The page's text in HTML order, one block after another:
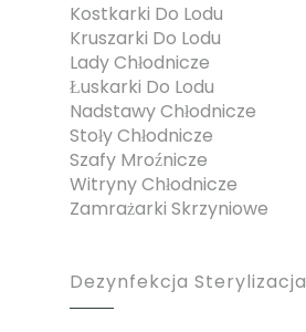
Kostkarki Do Lodu
Kruszarki Do Lodu
Lady Chłodnicze
Łuskarki Do Lodu
Nadstawy Chłodnicze
Stoły Chłodnicze
Szafy Mroźnicze
Witryny Chłodnicze
Zamrażarki Skrzyniowe
Dezynfekcja Sterylizacja